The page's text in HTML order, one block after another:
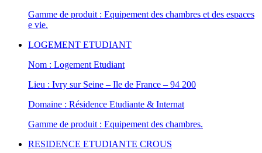
Gamme de produit : Equipement des chambres et des espaces
e vie.
LOGEMENT ETUDIANT
Nom : Logement Etudiant
Lieu : Ivry sur Seine – Ile de France – 94 200
Domaine : Résidence Etudiante & Internat
Gamme de produit : Equipement des chambres.
RESIDENCE ETUDIANTE CROUS